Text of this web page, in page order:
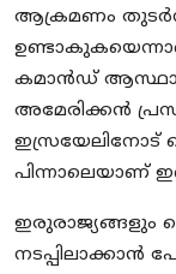
ആക്രമണം
കമാന്‍ഡ്
അമേരിക്കന്‍
ഇസ്രയേലിനോട്
പിന്നാലെയാണ്
ഇരുരാജ്യങ്ങളും
നടപ്പിലാക്കാന്‍